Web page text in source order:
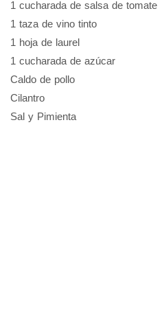
1 cucharada de salsa de tomate
1 taza de vino tinto
1 hoja de laurel
1 cucharada de azúcar
Caldo de pollo
Cilantro
Sal y Pimienta